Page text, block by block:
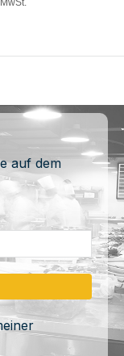
auf dem